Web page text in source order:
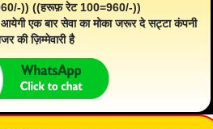
)) ((हरूफ़ रेट 100=960/-))
एक बार सेवा का मोका जरूर दे सट्टा कंपनी
की ज़िम्मेवारी है